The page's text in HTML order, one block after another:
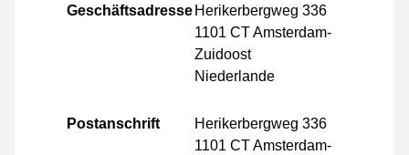
Geschäftsadresse Herikerbergweg 336
1101 CT Amsterdam-
Zuidoost
Niederlande
Postanschrift
Herikerbergweg 336
1101 CT Amsterdam-